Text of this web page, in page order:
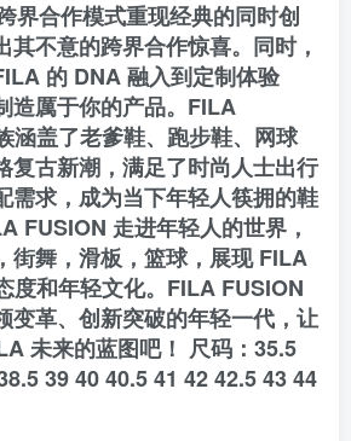
界合作模式重现经典的同时创
其不意的跨界合作惊喜。同时，
的 DNA 融入到定制体验
造厲于你的产品。FILA
涵盖了老爹鞋、跑步鞋、网球
复古新潮，满足了时尚人士出行
需求，成为当下年轻人筷拥的鞋
FUSION 走进年轻人的世界，
街舞，滑板，篮球，展现 FILA
度和年轻文化。FILA FUSION
变革、创新突破的年轻一代，让
未来的蓝图吧！ 尺码：35.5
39 40 40.5 41 42 42.5 43 44